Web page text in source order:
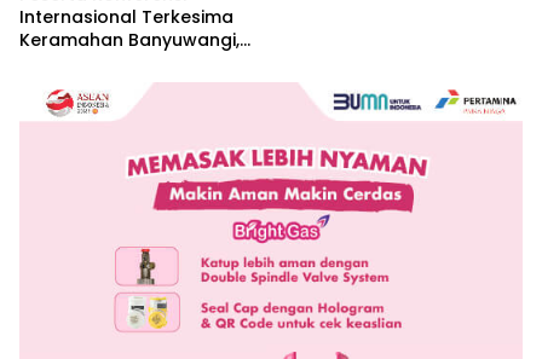
Internasional Terkesima
Keramahan Banyuwangi,
Keislaman